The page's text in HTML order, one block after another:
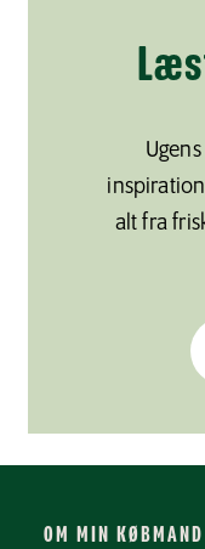
alt fra
OM MIN KØBMAND